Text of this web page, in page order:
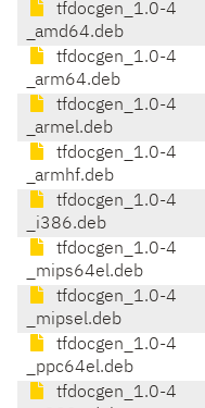
tfdocgen_1.0-4
_amd64.deb
tfdocgen_1.0-4
_arm64.deb
tfdocgen_1.0-4
_armel.deb
tfdocgen_1.0-4
_armhf.deb
tfdocgen_1.0-4
_i386.deb
tfdocgen_1.0-4
_mips64el.deb
tfdocgen_1.0-4
_mipsel.deb
tfdocgen_1.0-4
_ppc64el.deb
tfdocgen_1.0-4